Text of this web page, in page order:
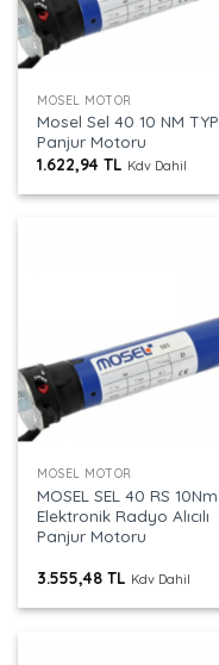
MOSEL MOTOR
Mosel Sel 40 10 NM TYP
Panjur Motoru
1.622,94TL Kdv Dahil
MOSEL MOTOR
MOSEL SEL 40 RS 10Nm
Elektronik Radyo Alıcılı
Panjur Motoru
3.555,48TL Kdv Dahil